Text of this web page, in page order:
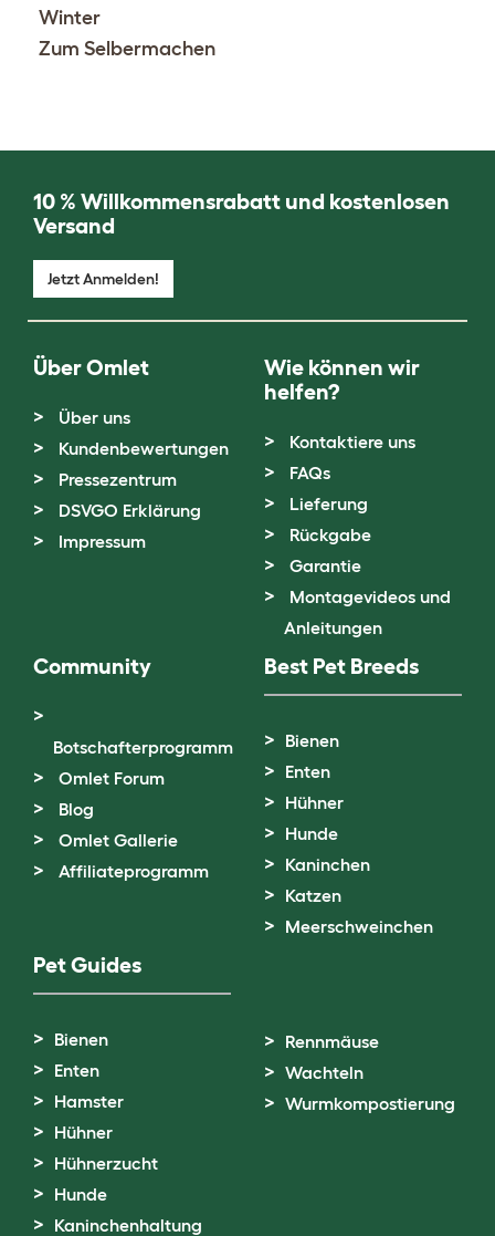
Winter
Zum Selbermachen
10 % Willkommensrabatt und kostenlosen
Versand
Jetzt Anmelden!
Über Omlet
Über uns
Kundenbewertungen
Pressezentrum
DSVGO Erklärung
Impressum
Wie können wir
helfen?
Kontaktiere uns
FAQs
Lieferung
Rückgabe
Garantie
Montagevideos und
Anleitungen
Community
Botschafterprogramm
Omlet Forum
Blog
Omlet Gallerie
Affiliateprogramm
Best Pet Breeds
Bienen
Enten
Hühner
Hunde
Kaninchen
Katzen
Meerschweinchen
Pet Guides
Bienen
Enten
Hamster
Hühner
Hühnerzucht
Hunde
Kaninchenhaltung
Rennmäuse
Wachteln
Wurmkompostierung